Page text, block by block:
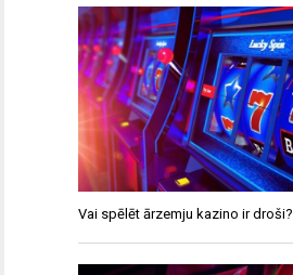
Vai spēlēt ārzemju kazino ir droši?